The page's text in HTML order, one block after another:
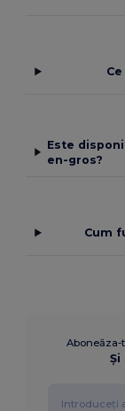
Este
en-gros?
Cum
Și